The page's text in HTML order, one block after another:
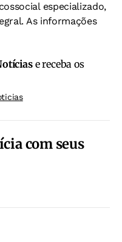
especializado,
As informações
e receba os
com seus